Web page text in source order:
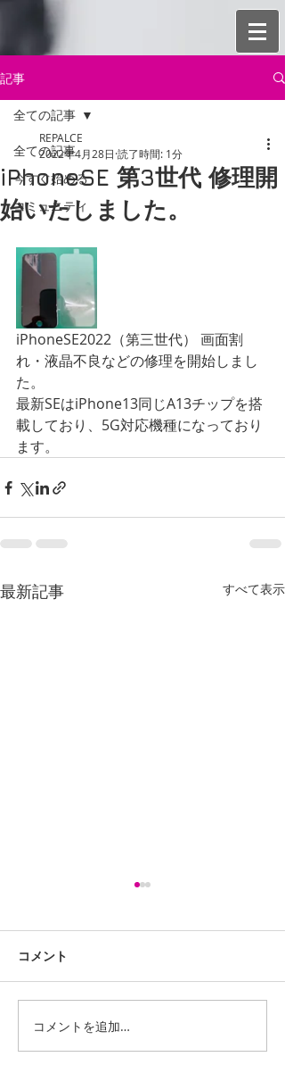
記事
全ての記事
今すぐ始める
コミュニティ
全ての記事
iPhoneSE 第3世代 修理開
始いたしました。
REPALCE
2022年4月28日 読了時間: 1分
iPhoneSE2022（第三世代） 画面割
れ・液晶不良などの修理を開始しまし
た。
最新SEはiPhone13同じA13チップを搭
載しており、5G対応機種になっており
ます。
最新記事 すべて表示
iPhone13ProMaxスピー
カー交換修理
コメント
コメントを追加…